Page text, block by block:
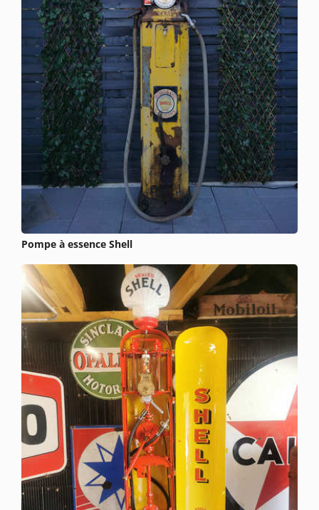
Pompe à essence Shell